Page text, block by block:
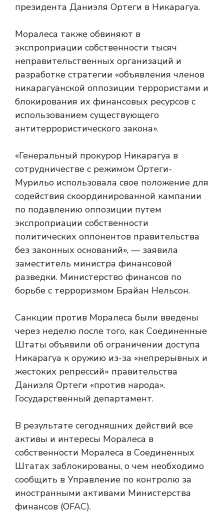
президента Даниэля Ортеги в Никарагуа.
Моралеса также обвиняют в
экспроприации собственности тысяч
неправительственных организаций и
разработке стратегии «объявления членов
никарагуанской оппозиции террористами и
блокирования их финансовых ресурсов с
использованием существующего
антитеррористического закона».
«Генеральный прокурор Никарагуа в
сотрудничестве с режимом Ортеги-
Мурильо использовала свое положение для
содействия скоординированной кампании
по подавлению оппозиции путем
экспроприации собственности
политических оппонентов правительства
без законных оснований», — заявила
заместитель министра финансовой
разведки. Министерство финансов по
борьбе с терроризмом Брайан Нельсон.
Санкции против Моралеса были введены
через неделю после того, как Соединенные
Штаты объявили об ограничении доступа
Никарагуа к оружию из-за «непрерывных и
жестоких репрессий» правительства
Даниэля Ортеги «против народа».
Государственный департамент.
В результате сегодняшних действий все
активы и интересы Моралеса в
собственности Моралеса в Соединенных
Штатах заблокированы, о чем необходимо
сообщить в Управление по контролю за
иностранными активами Министерства
финансов (OFAC).